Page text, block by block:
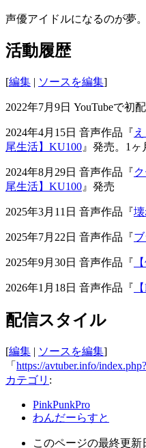
声優アイドルになるのが夢。
活動履歴
[編集 | ソースを編集]
2022年7月9日 YouTubeで初
2024年4月15日 音声作品『
尾生活】KU100 』発売。1
2024年8月29日 音声作品『
尾生活】KU100 』発売
2025年3月11日 音声作品『
2025年7月22日 音声作品『
2025年9月30日 音声作品『
2026年1月18日 音声作品『
配信スタイル
[編集 | ソースを編集]
「 https://avtuber.info/
カテゴリ :
PinkPunkPro
わんだーらすと
このページの最終更新